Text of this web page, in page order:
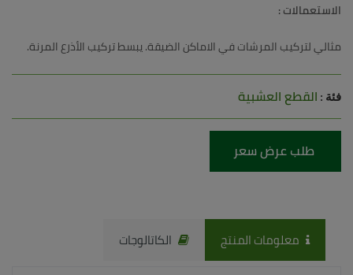
الاستعمالات :
مثالي لتركيب المرشات في الاماكن الضيقة. يبسط تركيب الأذرع المرنة.
فئة : القطع العشبية
طلب عرض سعر
الكاتالوجات معلومات المنتج